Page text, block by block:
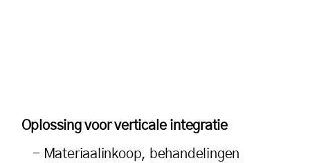
Oplossing voor verticale integratie
Materiaalinkoop, behandelingen